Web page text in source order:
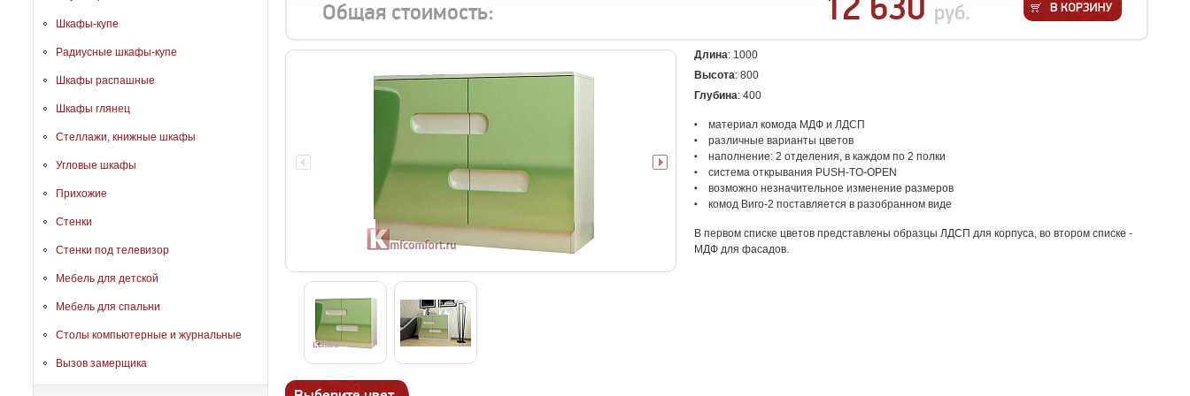
Шкафы-купе
Радиусные шкафы-купе
Шкафы распашные
Шкафы глянец
Стеллажи, книжные шкафы
Угловые шкафы
Прихожие
Стенки
Стенки под телевизор
Мебель для детской
Мебель для спальни
Столы компьютерные и журнальные
Вызов замерщика
Общая стоимость: руб.
Длина: 1000
Высота: 800
Глубина: 400
материал комода МДФ и ЛДСП
различные варианты цветов
наполнение: 2 отделения, в каждом по 2 полки
система открывания PUSH-TO-OPEN
возможно незначительное изменение размеров
комод Виго-2 поставляется в разобранном виде
В первом списке цветов представлены образцы ЛДСП для корпуса, во втором списке -
МДФ для фасадов.